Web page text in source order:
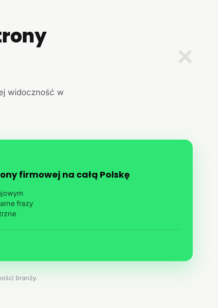
✕
widoczność w
firmowej na całą Polskę
frazy
branży.